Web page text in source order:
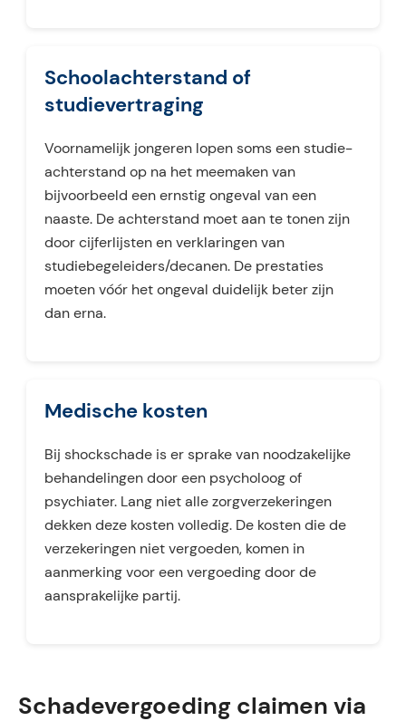
Schoolachterstand of
studievertraging
Voornamelijk jongeren lopen soms een studie-
achterstand op na het meemaken van
bijvoorbeeld een ernstig ongeval van een
naaste. De achterstand moet aan te tonen zijn
door cijferlijsten en verklaringen van
studiebegeleiders/decanen. De prestaties
moeten vóór het ongeval duidelijk beter zijn
dan erna.
Medische kosten
Bij shockschade is er sprake van noodzakelijke
behandelingen door een psycholoog of
psychiater. Lang niet alle zorgverzekeringen
dekken deze kosten volledig. De kosten die de
verzekeringen niet vergoeden, komen in
aanmerking voor een vergoeding door de
aansprakelijke partij.
Schadevergoeding claimen via